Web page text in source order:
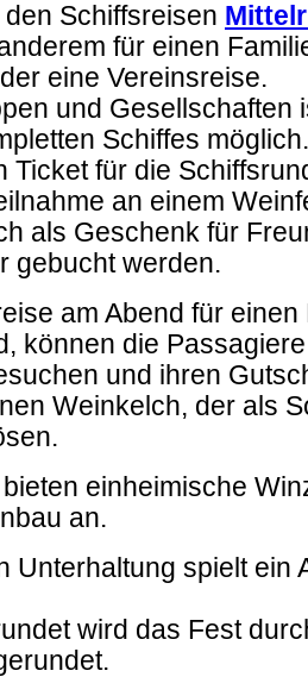
Schiffsreisen
für einen
eine Vereinsreise.
und Gesellschaften
Schiffes möglich.
Ticket für die
an einem
als Geschenk für
gebucht werden.
am Abend für
können die
und ihren
Weinkelch, der als
bieten einheimische
an.
Unterhaltung spielt ein
wird das Fest